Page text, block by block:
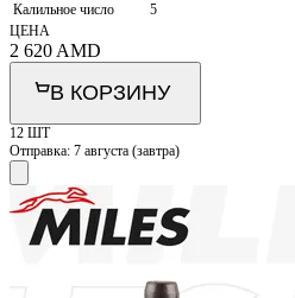
Калильное число
5
ЦЕНА
2 620 AMD
В КОРЗИНУ
12 ШТ
Отправка: 7 августа (завтра)